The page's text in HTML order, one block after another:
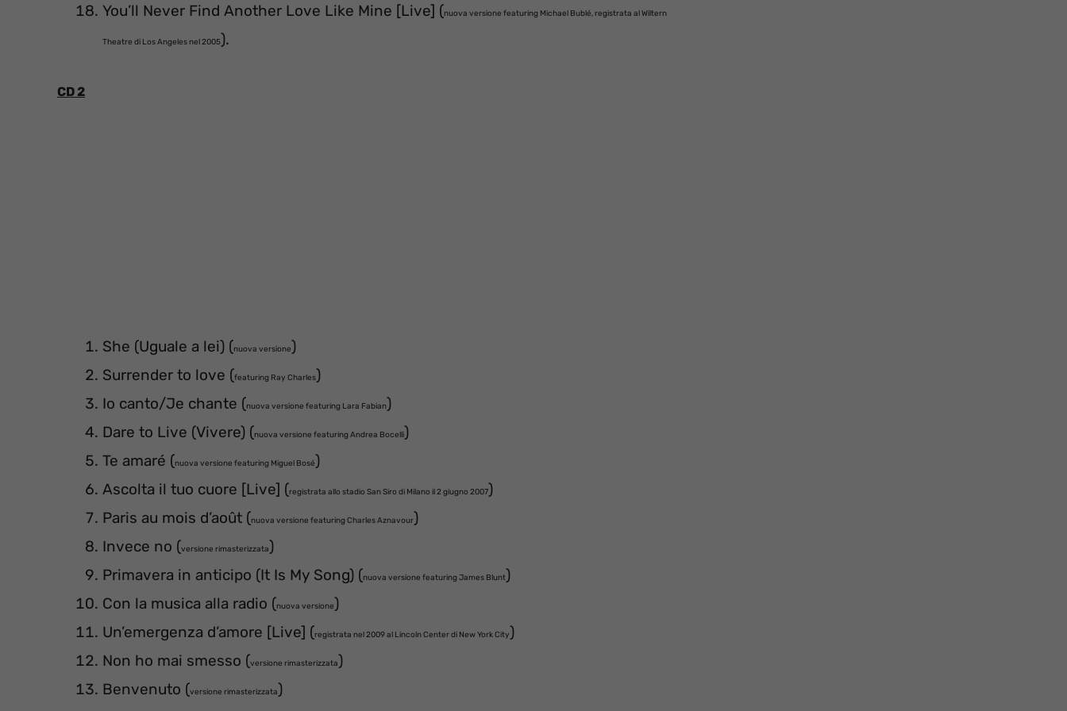
You’ll Never Find Another Love Like Mine [Live] (nuova versione featuring Michael Bublé, registrata al Wiltern
Theatre di Los Angeles nel 2005).
CD 2
She (Uguale a lei) (nuova versione)
Surrender to love (featuring Ray Charles)
Io canto/Je chante (nuova versione featuring Lara Fabian)
Dare to Live (Vivere) (nuova versione featuring Andrea Bocelli)
Te amaré (nuova versione featuring Miguel Bosé)
Ascolta il tuo cuore [Live] (registrata allo stadio San Siro di Milano il 2 giugno 2007)
Paris au mois d’août (nuova versione featuring Charles Aznavour)
Invece no (versione rimasterizzata)
Primavera in anticipo (It Is My Song) (nuova versione featuring James Blunt)
Con la musica alla radio (nuova versione)
Un’emergenza d’amore [Live] (registrata nel 2009 al Lincoln Center di New York City)
Non ho mai smesso (versione rimasterizzata)
Benvenuto (versione rimasterizzata)